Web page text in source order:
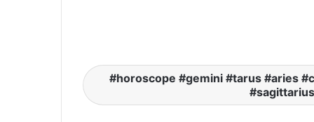
horoscope #gemini #tarus #aries